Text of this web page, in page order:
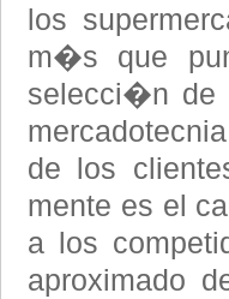
los
m�s que
selecci�n de
de los
mente es el
a los
aproximado